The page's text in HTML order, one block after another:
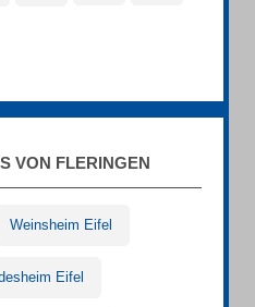
VON FLERINGEN
Weinsheim Eifel
Eifel